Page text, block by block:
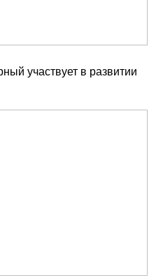
участвует в развитии